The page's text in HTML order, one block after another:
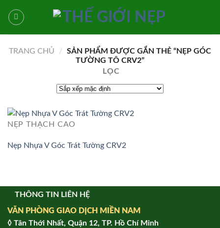
qua
TRANG CHỦ
/
SẢN PHẨM ĐƯỢC GẮN THẺ “NẸP GÓC
TƯỜNG TÔ CRV2”
LỌC
NẸP THẠCH CAO
Nẹp Nhựa V Góc Trát Tường CRV2
THÔNG TIN LIÊN HỆ
VĂN PHÒNG GIAO DỊCH MIỀN NAM
◊ Tân Thới Nhất, Quận 12, TP. Hồ Chí Minh